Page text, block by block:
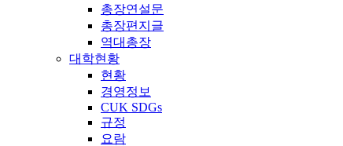
총장연설문
총장편지글
역대총장
대학현황
현황
경영정보
CUK SDGs
규정
요람